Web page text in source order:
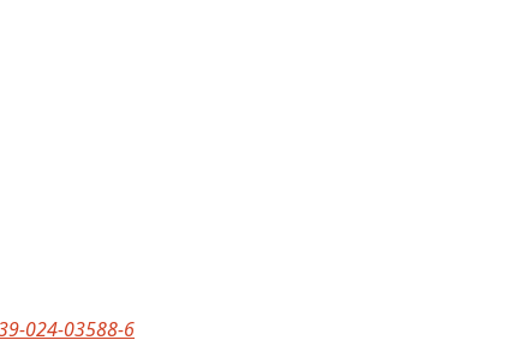
024-03588-6